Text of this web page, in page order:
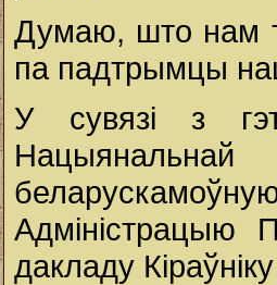
Думаю, што нам
па падтрымцы
У сувязі з
Адміністрацыю
дакладу